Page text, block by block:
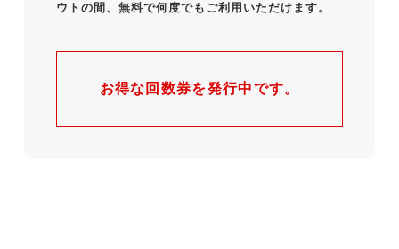
ウトの間、無料で何度でもご利用いただけます。
お得な回数券を発行中です。